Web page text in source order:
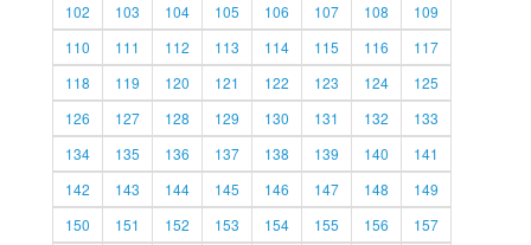
102
103 104 105 106 107 108
109
110
111 112 113 114 115 116
117
118
119 120 121 122 123 124
125
126
127 128 129 130 131 132
133
134
135 136 137 138 139 140
141
142
143 144 145 146 147 148
149
150
151 152 153 154 155 156
157